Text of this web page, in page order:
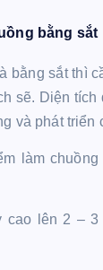
bằng sắt
bằng sắt thì
sẽ. Diện
và phát triển
làm
cao lên 2 – 3